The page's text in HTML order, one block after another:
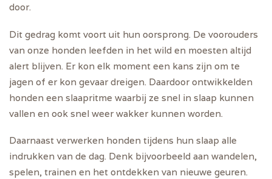
door.
Dit gedrag komt voort uit hun oorsprong. De voorouders
van onze honden leefden in het wild en moesten altijd
alert blijven. Er kon elk moment een kans zijn om te
jagen of er kon gevaar dreigen. Daardoor ontwikkelden
honden een slaapritme waarbij ze snel in slaap kunnen
vallen en ook snel weer wakker kunnen worden.
Daarnaast verwerken honden tijdens hun slaap alle
indrukken van de dag. Denk bijvoorbeeld aan wandelen,
spelen, trainen en het ontdekken van nieuwe geuren.